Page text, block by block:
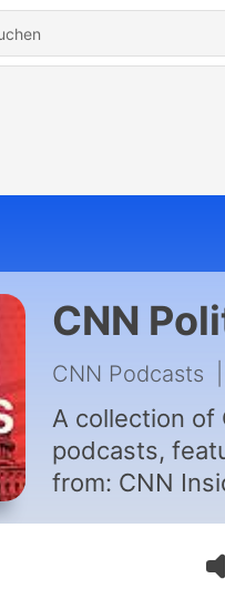
CNN
CNN Podcasts
A collection of CNN's political
podcasts,
from: CNN
Union and more.